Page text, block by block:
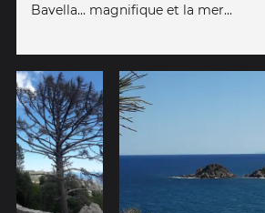
Bavella... magnifique et la mer...